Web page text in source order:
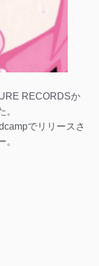
RECORDSか
。
でリリースさ
。